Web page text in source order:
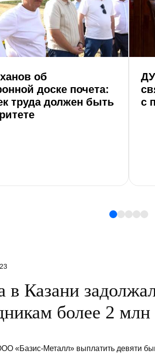
об
доске почета:
труда должен быть
с
в Казани
более 2
«Базис-Металл» выплатить девяти